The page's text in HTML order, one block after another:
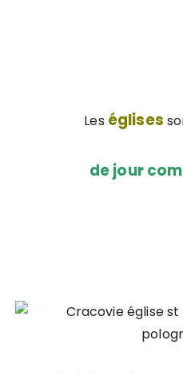
Les églises
de jour